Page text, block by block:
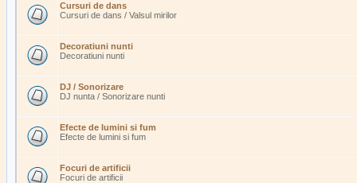
Cursuri de dans
Cursuri de dans / Valsul mirilor
Decoratiuni nunti
Decoratiuni nunti
DJ / Sonorizare
DJ nunta / Sonorizare nunti
Efecte de lumini si fum
Efecte de lumini si fum
Focuri de artificii
Focuri de artificii